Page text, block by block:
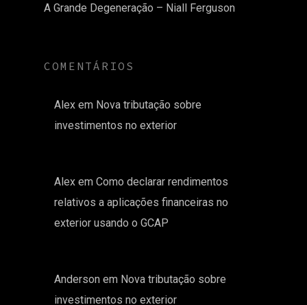
A Grande Degeneração – Niall Ferguson
COMENTÁRIOS
Alex em Nova tributação sobre
investimentos no exterior
Alex em Como declarar rendimentos
relativos a aplicações financeiras no
exterior usando o GCAP
Anderson em Nova tributação sobre
investimentos no exterior